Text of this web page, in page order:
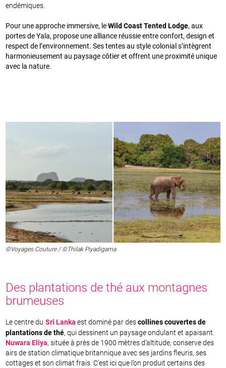
endémiques.
Pour une approche immersive, leWild Coast Tented Lodge, aux
portes de Yala, propose une alliance réussie entre confort, design et
respect de l’environnement. Ses tentes au style colonial s’intègrent
harmonieusement au paysage côtier et offrent une proximité unique
avec la nature.
©Voyages Couture / ©Thilak Piyadigama
Des plantations de thé aux montagnes
brumeuses
Le centre du Sri Lanka est dominé par descollines couvertes de
plantations de thé, qui dessinent un paysage ondulant et apaisant.
Nuwara Eliya, située à près de 1900 mètres d’altitude, conserve des
airs de station climatique britannique avec ses jardins fleuris, ses
cottages et son climat frais. C’est ici que l’on produit certains des